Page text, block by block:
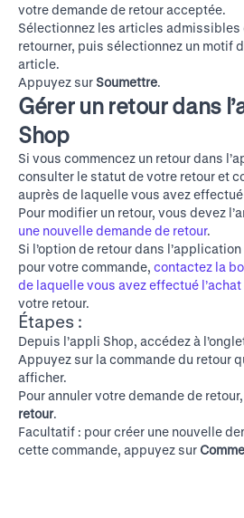
votre demande de retour acceptée.
Sélectionnez les articles admissibles
retourner, puis sélectionnez un motif
article.
Appuyez sur Soumettre.
Gérer un retour dans
Shop
Si vous commencez un retour dans
consulter le statut de votre retour et
auprès de laquelle vous avez
Pour modifier un retour, vous devez
une nouvelle demande de retour.
Si l’option de retour dans
pour votre commande, contactez la
de laquelle vous avez effectué l’achat
votre retour.
Étapes :
Depuis l’appli Shop, accédez à
Appuyez sur la commande du retour
afficher.
Pour annuler votre demande de
retour.
Facultatif : pour créer une nouvelle
cette commande, appuyez sur